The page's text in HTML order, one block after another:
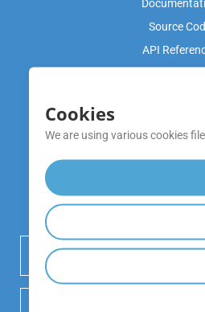
Source
API
หมายเหตุการ
Cookies
We are using various cookies